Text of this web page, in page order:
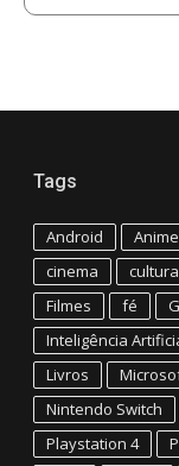
Tags
Android Anime
cinema
Filmes
fé
Inteligência
Livros
Nintendo Switch
Playstation 4